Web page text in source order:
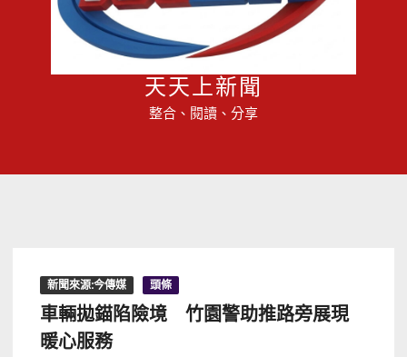
天天上新聞
整合、閱讀、分享
新聞來源:今傳媒 頭條
車輛拋錨陷險境 竹園警助推路旁展現
暖心服務